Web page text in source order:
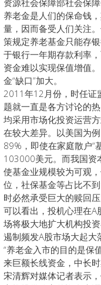
养老金是人们的保命钱
量，因而备受人们关注
策规定养老基金只能存
于银行一年期存款利率
资金难以实现保值增值
金“缺口”加大。
2011年12月份，时任证
题就一直是各方讨论的
均采用市场化投资运营
在较大差异。以美国为
89%，即使在家庭散户“
103000美元。而我国资
使基金业规模较为可观
位，社保基金等占比不
时必然承受巨大的赎回
可以看出，投机心理在
场将极大地扩大机构投
遏制频发A股市场大起大
“养老金入市的目的是保
来巨额长线资金，中长
宋清辉对媒体记者表示